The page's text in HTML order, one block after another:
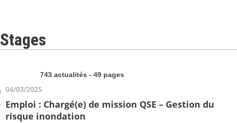
743 actualités - 49 pages
04/03/2025
Emploi : Chargé(e) de mission QSE – Gestion du
risque inondation